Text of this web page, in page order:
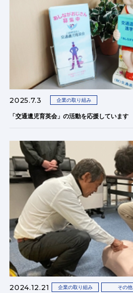
2025.7.3 企業の取り組み
「交通遺児育英会」の活動を応援しています
2024.12.21 企業の取り組み その他